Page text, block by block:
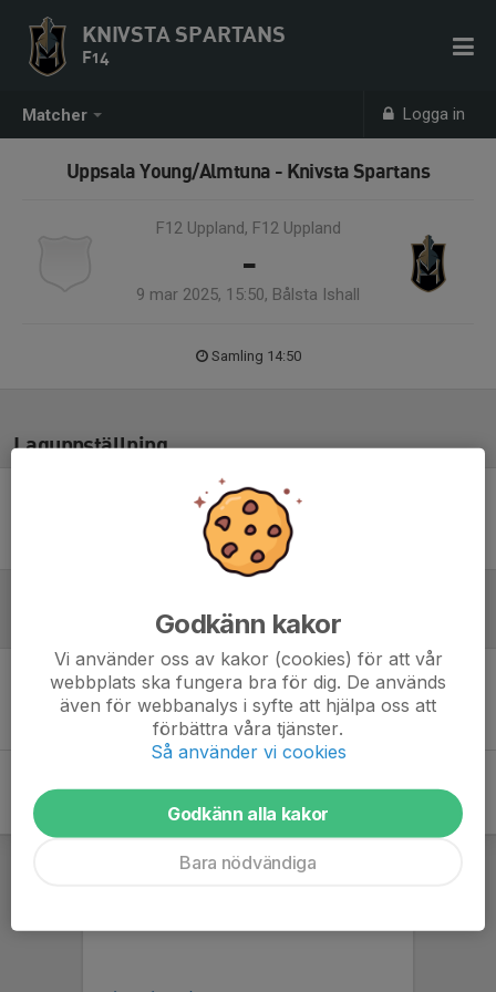
Matcher Logga in
KNIVSTA SPARTANS
F14
Uppsala Young/Almtuna - Knivsta Spartans
F12 Uppland, F12 Uppland
-
9 mar 2025, 15:50, Bålsta Ishall
Samling 14:50
Laguppställning
Ingen uppställning ifylld
Inget referat skrivet
Godkänn kakor
Vi använder oss av kakor (cookies) för att vår
webbplats ska fungera bra för dig. De används
även för webbanalys i syfte att hjälpa oss att
förbättra våra tjänster.
Så använder vi cookies
Godkänn alla kakor
Bara nödvändiga